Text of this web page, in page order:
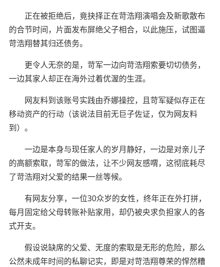
正在被拒绝后，竟抉择正在苛浩翔演唱会及新歌散布
的合节时间，片面发布屏绝父子相合，以此施压，试图逼
苛浩翔替其归还债务。
更令人无奈的是，苛军一边向苛浩翔索要切切债务，
一边其家人却正在海外过着优渥的生涯。
网友料到该账号实践由乔娜操控，且苛军疑似存正在
移动资产的行动（该说法目前无巨子佐证，仅为网友料
到）。
一边是本身与现任家人的岁月静好，一边是对亲儿子
的高额索取，苛军的做法，让不少网友感喟，这彻底耗尽
了苛浩翔对父爱的结果一丝等候。
有网友分享，一位30众岁的女性，终年正在外打拼，
每月固定给父母转账补贴家用，却仍被央求负担家人的各
式开支。
假设说缺席的父爱、无度的索取是无形的危险，那么
公然未成年时间的私聊记实，即是对苛浩翔尊荣的悍然糟